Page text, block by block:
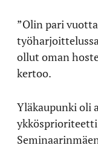
”Olin pari
ollut oman
kertoo.
Yläkaupunki oli